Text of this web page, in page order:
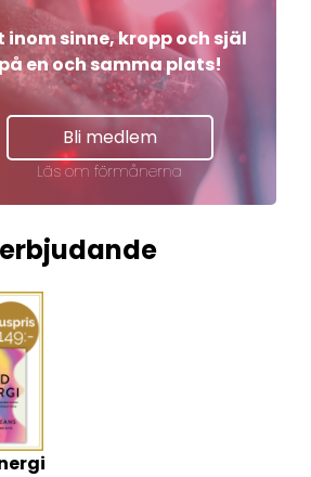
inom sinne, kropp och själ
en och samma plats!
Bli medlem
Läs om förmånerna